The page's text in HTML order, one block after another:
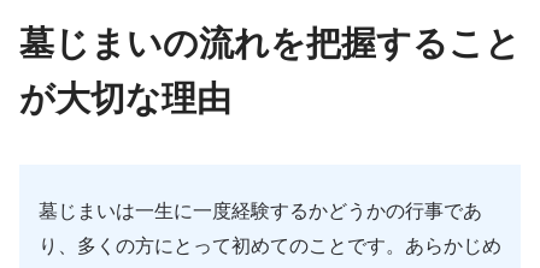
墓じまいの流れを把握すること
が大切な理由
墓じまいは一生に一度経験するかどうかの行事であ
り、多くの方にとって初めてのことです。あらかじめ